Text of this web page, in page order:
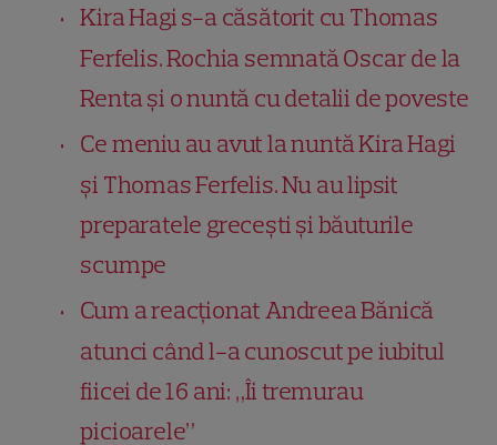
Kira Hagi s-a căsătorit cu Thomas
Ferfelis. Rochia semnată Oscar de la
Renta și o nuntă cu detalii de poveste
Ce meniu au avut la nuntă Kira Hagi
și Thomas Ferfelis. Nu au lipsit
preparatele grecești și băuturile
scumpe
Cum a reacționat Andreea Bănică
atunci când l-a cunoscut pe iubitul
fiicei de 16 ani: „Îi tremurau
picioarele”